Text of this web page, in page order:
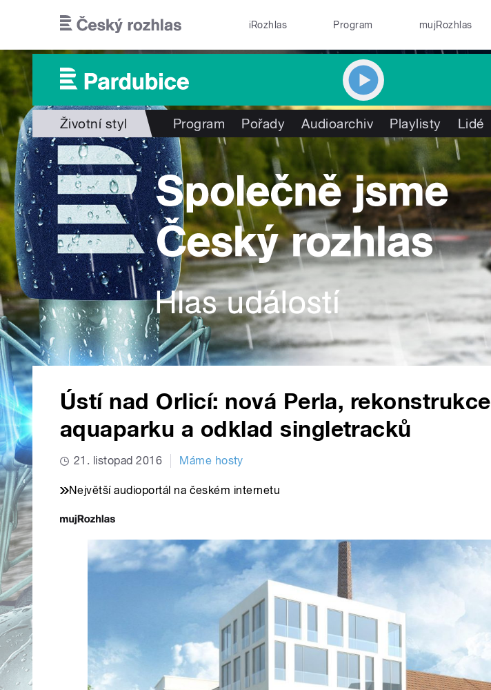
iRozhlas Program mujRozhlas
Životní styl Program Pořady Audioarchiv Playlisty Lidé
Ústí nad Orlicí: nová Perla, rekonstrukce
aquaparku a odklad singletracků
21. listopad 2016 Máme hosty
Největší audioportál na českém internetu